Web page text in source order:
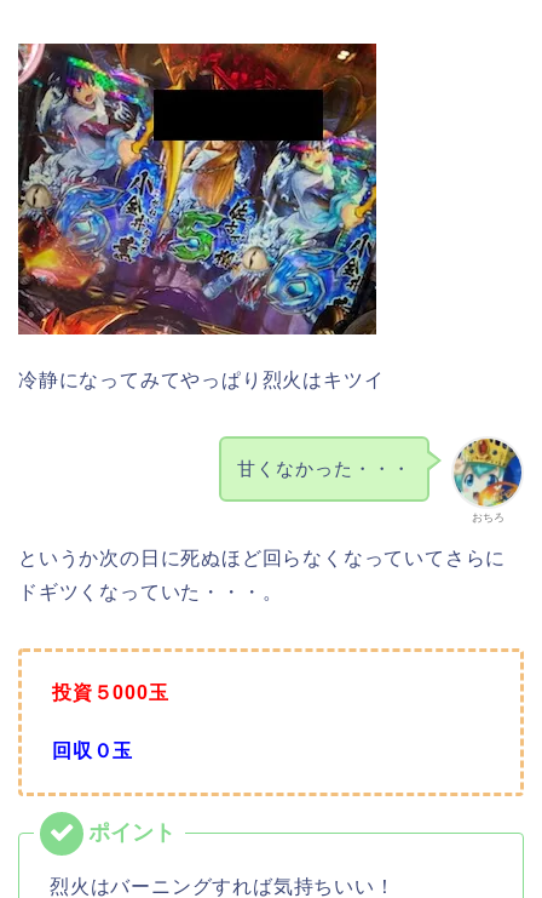
冷静になってみてやっぱり烈火はキツイ
おちろ
甘くなかった・・・
というか次の日に死ぬほど回らなくなっていてさらに
ドギツくなっていた・・・。
投資５000玉
回収０玉
烈火はバーニングすれば気持ちいい！